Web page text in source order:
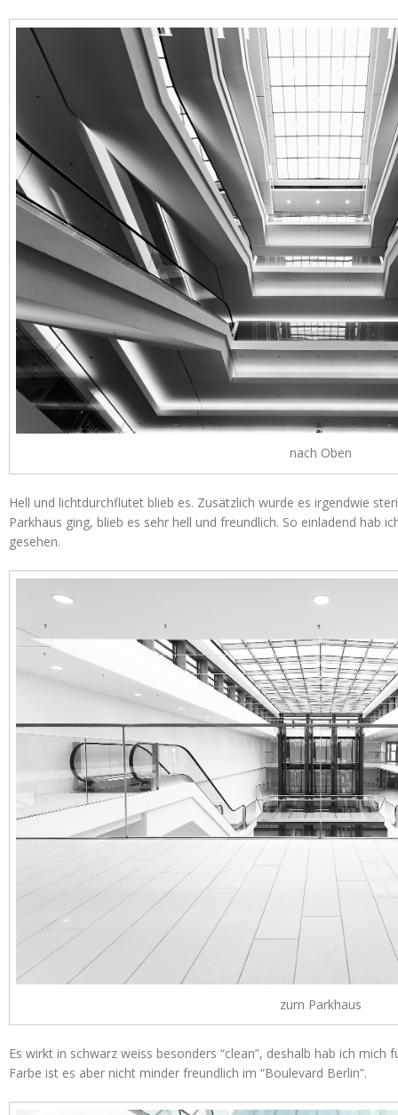
nach Oben
Hell und lichtdurchflutet blieb es. Zusätzlich wurde es irgendwie
Parkhaus ging, blieb es sehr hell und freundlich. So einladend hab
gesehen.
zum Parkhaus
Es wirkt in schwarz weiss besonders “clean”, deshalb hab ich mich
Farbe ist es aber nicht minder freundlich im “Boulevard Berlin”.